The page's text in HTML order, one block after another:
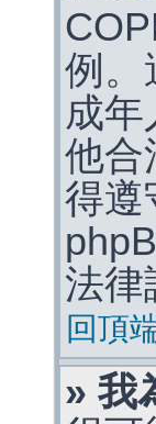
例。
成
他合
得遵
法律
回頂
» 我